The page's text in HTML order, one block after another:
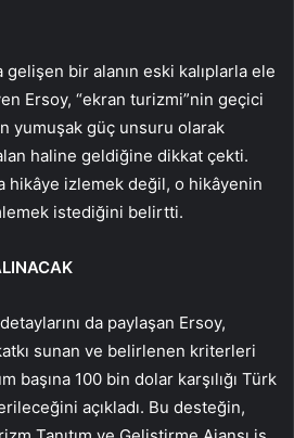
bir alanın eski kalıplarla ele
Ersoy, “ekran turizmi”nin geçici
yumuşak güç unsuru olarak
haline geldiğine dikkat çekti.
hikâye izlemek değil, o hikâyenin
istediğini belirtti.
da paylaşan Ersoy,
sunan ve belirlenen kriterleri
başına 100 bin dolar karşılığı Türk
açıkladı. Bu desteğin,